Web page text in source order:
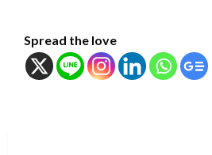
Spread the love